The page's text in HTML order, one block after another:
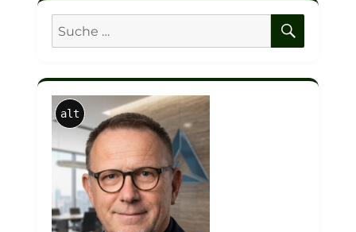
Suche
nach:
alt